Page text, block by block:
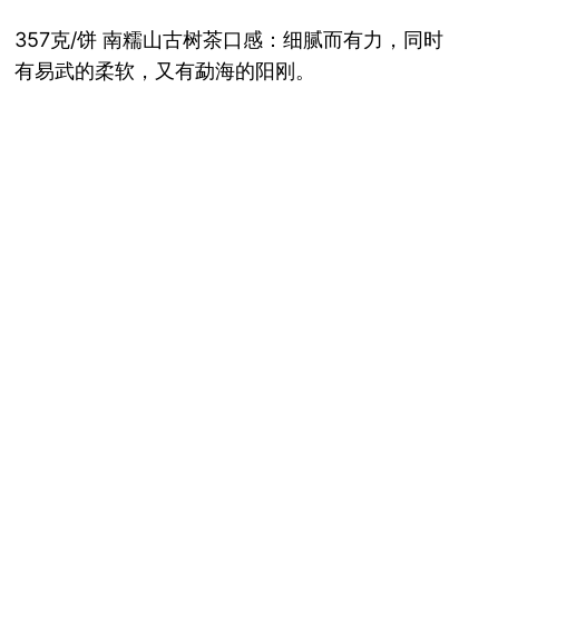
357克/饼 南糯山古树茶口感：细腻而有力，同时
有易武的柔软，又有勐海的阳刚。